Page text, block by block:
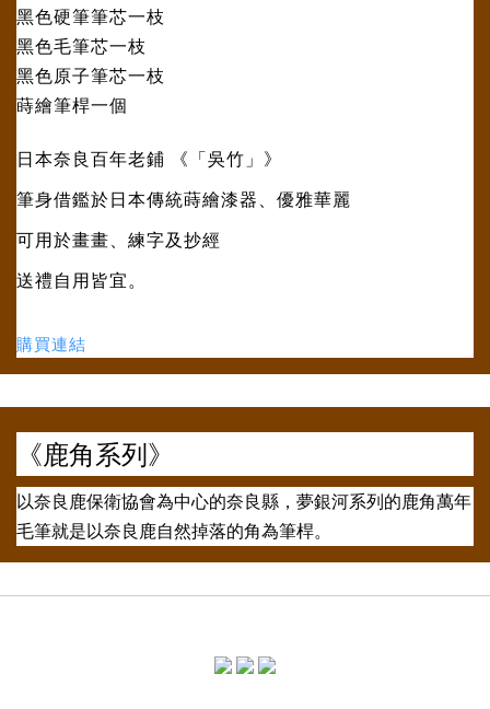
黑色硬筆筆芯一枝
黑色毛筆芯一枝
黑色原子筆芯一枝
蒔繪筆桿一個
日本奈良百年老鋪 《「吳竹」》
筆身借鑑於日本傳統蒔繪漆器、優雅華麗
可用於畫畫、練字及抄經
送禮自用皆宜。
購買連結
《鹿角系列》
以奈良鹿保衛協會為中心的奈良縣，夢銀河系列的鹿角萬年
毛筆就是以奈良鹿自然掉落的角為筆桿。